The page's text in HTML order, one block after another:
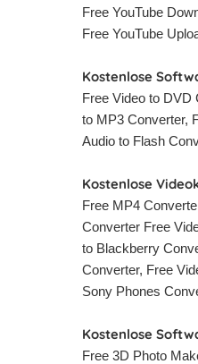
Free YouTube
Free YouTube
Kostenlose
Free Video to DVD
to MP3 Converter,
Audio to Flash
Kostenlose
Free MP4
Converter Free
to Blackberry
Converter, Free
Sony Phones
Kostenlose
Free 3D Photo